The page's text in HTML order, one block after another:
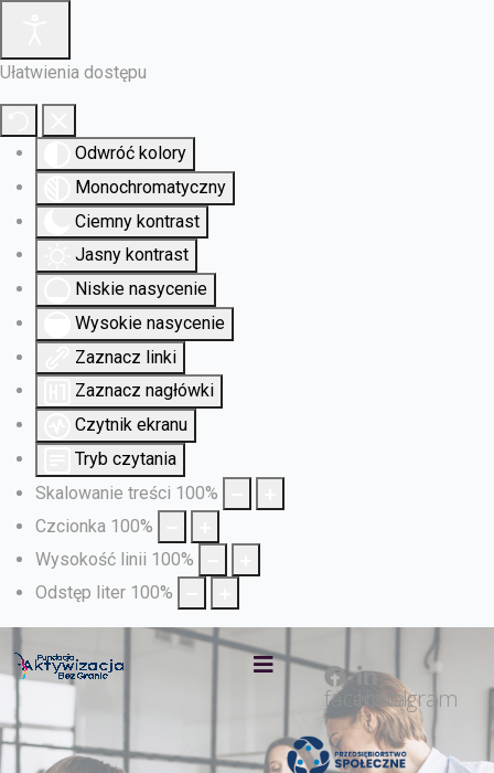
Ułatwienia dostępu
Odwróć kolory
Monochromatyczny
Ciemny kontrast
Jasny kontrast
Niskie nasycenie
Wysokie nasycenie
Zaznacz linki
Zaznacz nagłówki
Czytnik ekranu
Tryb czytania
Skalowanie treści 100%
Czcionka 100%
Wysokość linii 100%
Odstęp liter 100%
facebook
Instagram